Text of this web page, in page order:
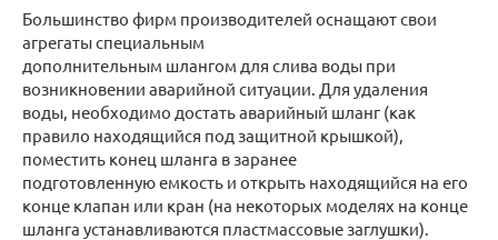
Большинство фирм производителей оснащают свои
агрегаты специальным
дополнительным шлангом для слива воды при
возникновении аварийной ситуации. Для удаления
воды, необходимо достать аварийный шланг (как
правило находящийся под защитной крышкой),
поместить конец шланга в заранее
подготовленную емкость и открыть находящийся на его
конце клапан или кран (на некоторых моделях на конце
шланга устанавливаются пластмассовые заглушки).